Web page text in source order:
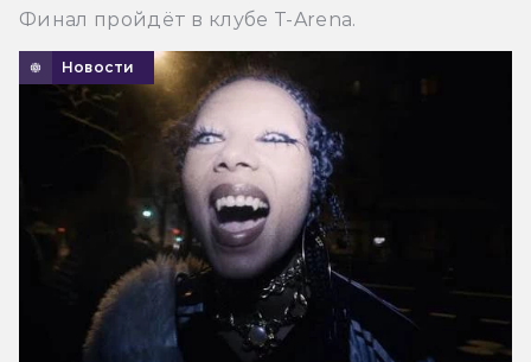
Финал пройдёт в клубе T-Arena.
Новости